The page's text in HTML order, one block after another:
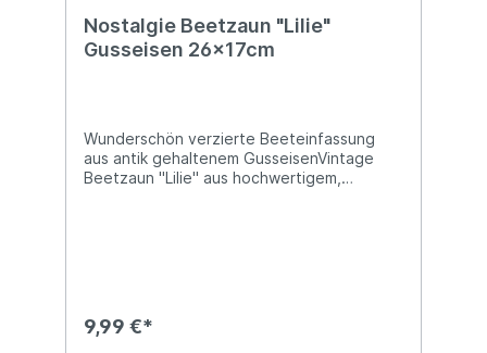
Nostalgie Beetzaun "Lilie"
Gusseisen 26x17cm
Wunderschön verzierte Beeteinfassung
aus antik gehaltenem GusseisenVintage
Beetzaun "Lilie" aus hochwertigem,
MengeMit unseren Beetzaunelementen im
9,99 €*